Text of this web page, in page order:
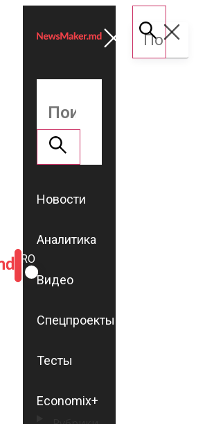
ROMÂNĂ
RU
Новости
Аналитика
Видео
Спецпроекты
Тесты
Economix+